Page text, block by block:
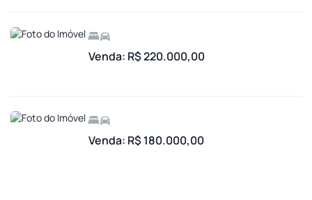
Venda: R$ 220.000,00
Venda: R$ 180.000,00